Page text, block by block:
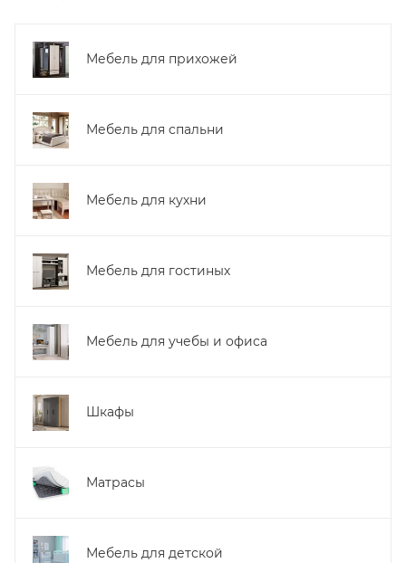
Мебель для прихожей
Мебель для спальни
Мебель для кухни
Мебель для гостиных
Мебель для учебы и офиса
Шкафы
Матрасы
Мебель для детской